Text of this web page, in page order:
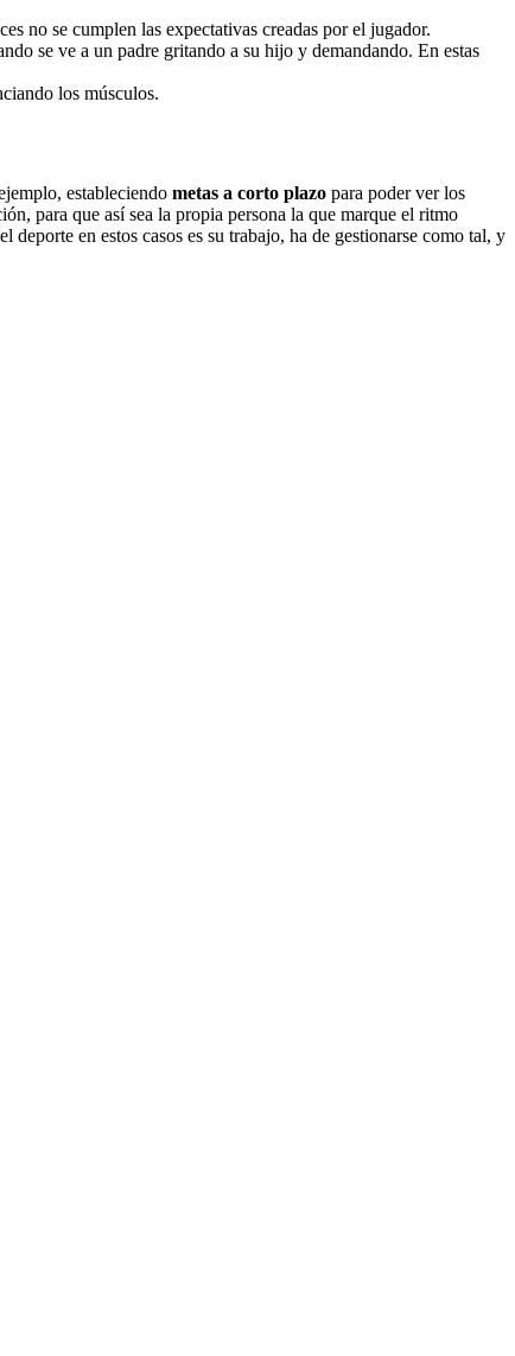
no se cumplen las expectativas creadas por el jugador.
se ve a un padre gritando a su hijo y demandando. En estas
los músculos.
estableciendo metas a corto plazo para poder ver los
para que así sea la propia persona la que marque el ritmo
en estos casos es su trabajo, ha de gestionarse como tal, y